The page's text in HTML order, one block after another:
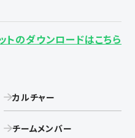
トのダウンロードはこちら
カルチャー
チームメンバー